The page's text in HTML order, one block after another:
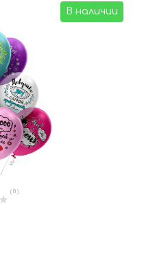
В наличии
( 0 )